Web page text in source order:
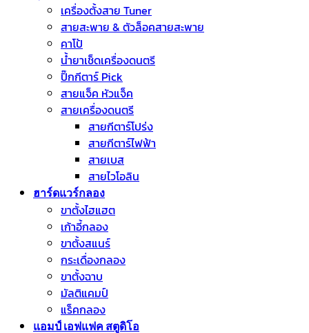
เครื่องตั้งสาย Tuner
สายสะพาย & ตัวล็อคสายสะพาย
คาโป้
น้ำยาเช็ดเครื่องดนตรี
ปิ๊กกีตาร์ Pick
สายแจ็ค หัวแจ็ค
สายเครื่องดนตรี
สายกีตาร์โปร่ง
สายกีตาร์ไฟฟ้า
สายเบส
สายไวโอลิน
ฮาร์ดแวร์กลอง
ขาตั้งไฮแฮต
เก้าอี้กลอง
ขาตั้งสแนร์
กระเดื่องกลอง
ขาตั้งฉาบ
มัลติแคมป์
แร็คกลอง
แอมป์ เอฟแฟค สตูดิโอ